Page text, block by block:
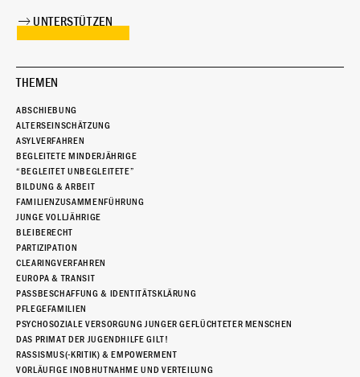
UNTERSTÜTZEN
THEMEN
ABSCHIEBUNG
ALTERSEINSCHÄTZUNG
ASYLVERFAHREN
BEGLEITETE MINDERJÄHRIGE
“BEGLEITET UNBEGLEITETE”
BILDUNG & ARBEIT
FAMILIENZUSAMMENFÜHRUNG
JUNGE VOLLJÄHRIGE
BLEIBERECHT
PARTIZIPATION
CLEARINGVERFAHREN
EUROPA & TRANSIT
PASSBESCHAFFUNG & IDENTITÄTSKLÄRUNG
PFLEGEFAMILIEN
PSYCHOSOZIALE VERSORGUNG JUNGER GEFLÜCHTETER MENSCHEN
DAS PRIMAT DER JUGENDHILFE GILT!
RASSISMUS(-KRITIK) & EMPOWERMENT
VORLÄUFIGE INOBHUTNAHME UND VERTEILUNG